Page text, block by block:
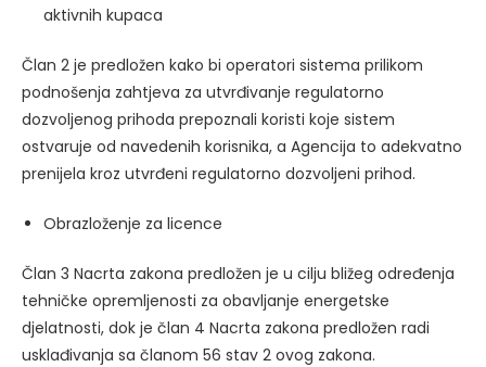
aktivnih kupaca
Član 2 je predložen kako bi operatori sistema prilikom
podnošenja zahtjeva za utvrđivanje regulatorno
dozvoljenog prihoda prepoznali koristi koje sistem
ostvaruje od navedenih korisnika, a Agencija to adekvatno
prenijela kroz utvrđeni regulatorno dozvoljeni prihod.
Obrazloženje za licence
Član 3 Nacrta zakona predložen je u cilju bližeg određenja
tehničke opremljenosti za obavljanje energetske
djelatnosti, dok je član 4 Nacrta zakona predložen radi
usklađivanja sa članom 56 stav 2 ovog zakona.